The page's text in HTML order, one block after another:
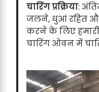
चारिंग प्रक्रिया:
जलने, धुआं रहित और
करने के लिए
चारिंग ओवन में